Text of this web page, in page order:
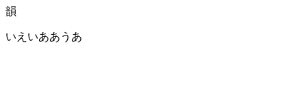
韻
いえいああうあ